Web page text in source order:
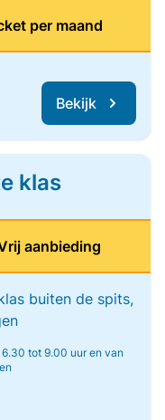
per maand
Bekijk
klas
aanbieding
buiten de spits,
tot 9.00 uur en van